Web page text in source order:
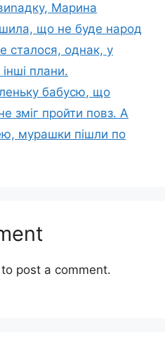
Марина
що не буде народ
сталося, однак, у
плани.
бабусю, що
зміг пройти повз. А
мурашки пішли по
to post a comment.